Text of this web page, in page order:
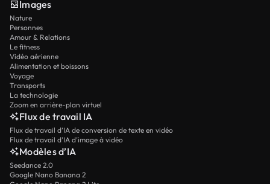
Images
Nature
Personnes
Amour & Relations
Le fitness
Vidéo aérienne
Alimentation et boissons
Voyage
Transports
La technologie
Zoom en arrière-plan virtuel
Flux de travail IA
Flux de travail d’IA de conversion de texte en vidéo
Flux de travail d’IA d’image à vidéo
Modèles d’IA
Seedance 2.0
Google Nano Banana 2